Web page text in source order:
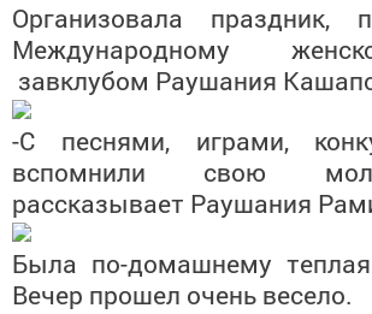
Организовала праздник,
Международному
завклубом Раушания
-С песнями, играми,
вспомнили свою
рассказывает Раушания
Была по-домашнему
Вечер прошел очень весело.